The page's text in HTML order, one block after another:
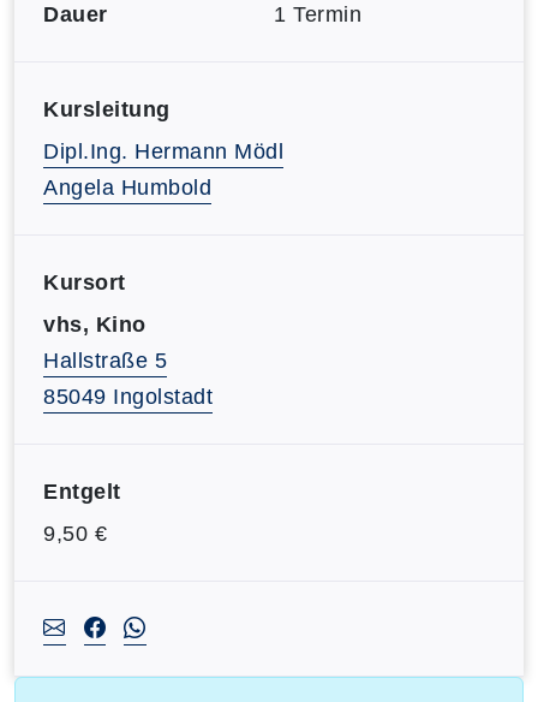
Dauer 1 Termin
Kursleitung
Dipl.Ing. Hermann Mödl
Angela Humbold
Kursort
vhs, Kino
Hallstraße 5
85049 Ingolstadt
Entgelt
9,50 €